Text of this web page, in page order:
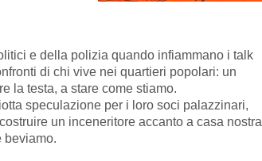
e della polizia quando infiammano i talk
di chi vive nei quartieri popolari: un
la testa, a stare come stiamo.
speculazione per i loro soci palazzinari,
un inceneritore accanto a casa nostra
beviamo.